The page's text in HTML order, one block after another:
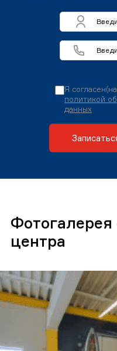
Я
политикой
данных
Фотогалерея
центра